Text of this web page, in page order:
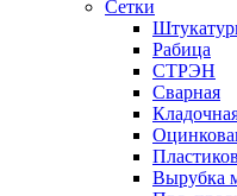
Сетки
Рабица
СТРЭН
Сварная
Вырубка